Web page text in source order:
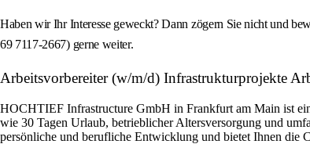
Haben wir Ihr Interesse geweckt? Dann zögern Sie nicht und
69 7117-2667) gerne weiter.
Arbeitsvorbereiter (w/m/d) Infrastrukturprojekte
HOCHTIEF Infrastructure GmbH in Frankfurt am Main ist
wie 30 Tagen Urlaub, betrieblicher Altersversorgung und
persönliche und berufliche Entwicklung und bietet Ihnen die